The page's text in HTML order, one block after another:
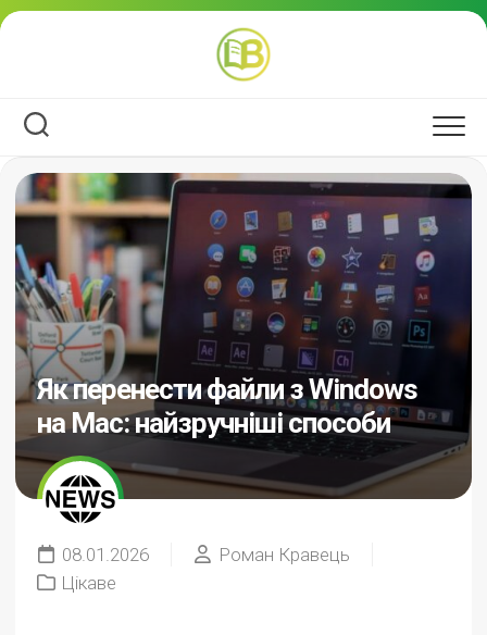
Перейти
Як перенести файли з Windows
на Mac: найзручніші способи
08.01.2026
Роман Кравець
Цікаве